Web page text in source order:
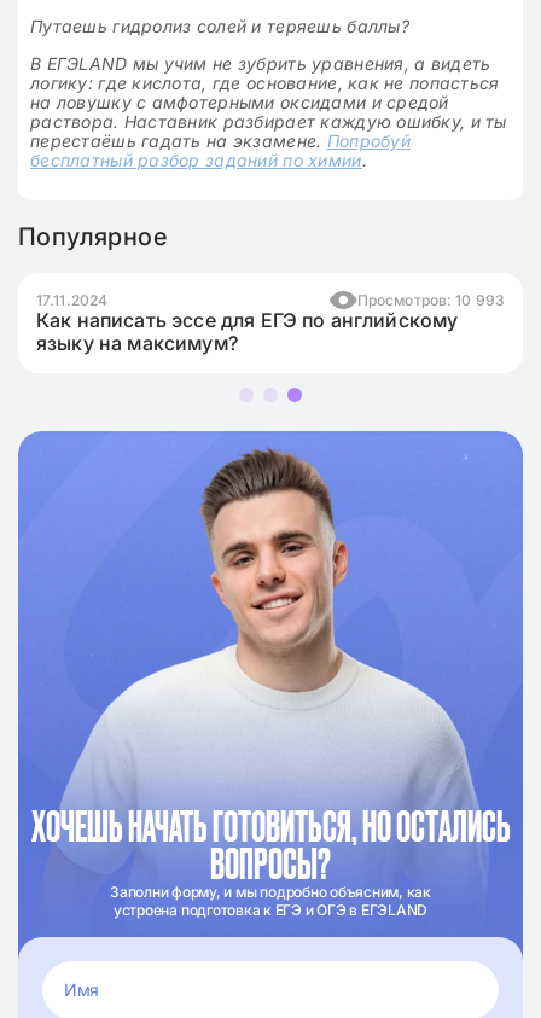
Путаешь гидролиз солей и теряешь баллы?
В ЕГЭLAND мы учим не зубрить уравнения, а видеть
логику: где кислота, где основание, как не попасться
на ловушку с амфотерными оксидами и средой
раствора. Наставник разбирает каждую ошибку, и ты
перестаёшь гадать на экзамене. Попробуй
бесплатный разбор заданий по химии.
ХОЧЕШЬ НАЧАТЬ ГОТОВИТЬСЯ, НО ОСТАЛИСЬ
ВОПРОСЫ?
Заполни форму, и мы подробно объясним, как
устроена подготовка к ЕГЭ и ОГЭ в ЕГЭLAND
Популярное
17.11.2024 Просмотров: 10 993
Как написать эссе для ЕГЭ по английскому
языку на максимум?